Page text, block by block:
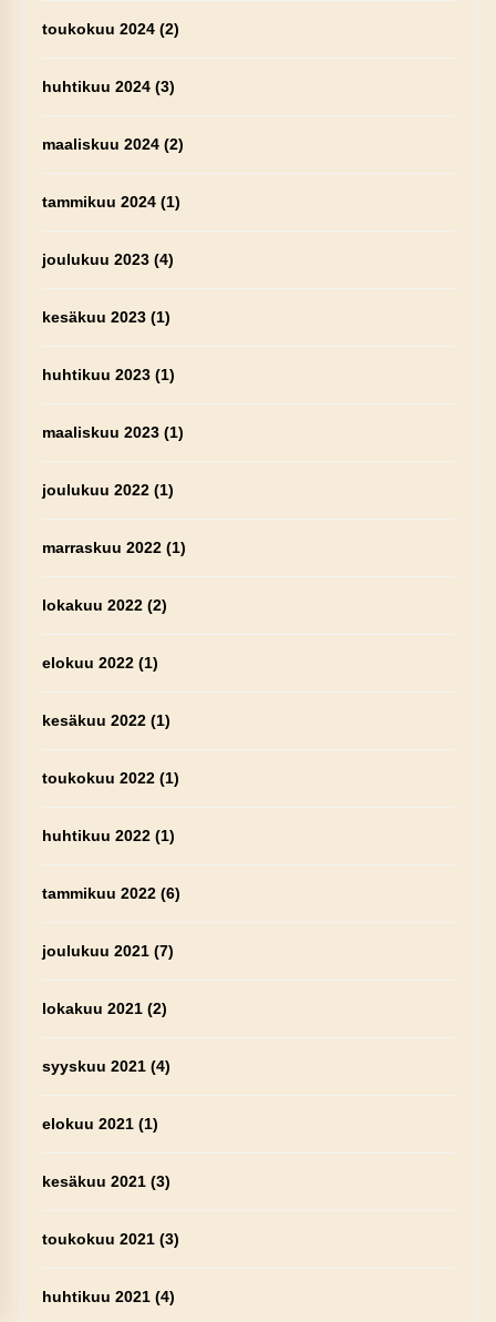
toukokuu 2024(2)
huhtikuu 2024(3)
maaliskuu 2024(2)
tammikuu 2024(1)
joulukuu 2023(4)
kesäkuu 2023(1)
huhtikuu 2023(1)
maaliskuu 2023(1)
joulukuu 2022(1)
marraskuu 2022(1)
lokakuu 2022(2)
elokuu 2022(1)
kesäkuu 2022(1)
toukokuu 2022(1)
huhtikuu 2022(1)
tammikuu 2022(6)
joulukuu 2021(7)
lokakuu 2021(2)
syyskuu 2021(4)
elokuu 2021(1)
kesäkuu 2021(3)
toukokuu 2021(3)
huhtikuu 2021(4)